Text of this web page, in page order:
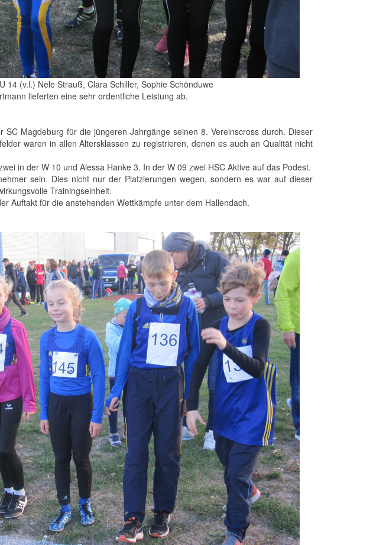
14 (v.l.) Nele Strauß, Clara Schiller, Sophie Schönduwe
lieferten eine sehr ordentliche Leistung ab.
Magdeburg für die jüngeren Jahrgänge seinen 8. Vereinscross durch. Dieser
waren in allen Altersklassen zu registrieren, denen es auch an Qualität nicht
in der W 10 und Alessa Hanke 3. In der W 09 zwei HSC Aktive auf das Podest.
sein. Dies nicht nur der Platzierungen wegen, sondern es war auf dieser
Trainingseinheit.
Auftakt für die anstehenden Wettkämpfe unter dem Hallendach.